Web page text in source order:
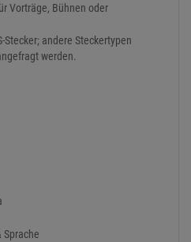
Vorträge, Bühnen oder
Stecker; andere Steckertypen
werden.
Sprache